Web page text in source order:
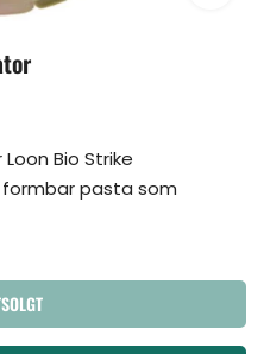
Bio Strike
pasta som